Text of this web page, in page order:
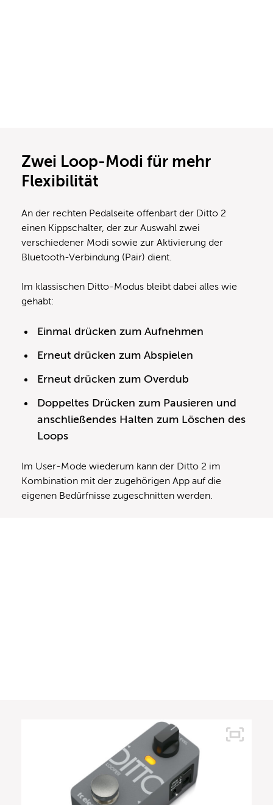
Zwei Loop-Modi für mehr
Flexibilität
An der rechten Pedalseite offenbart der Ditto 2
einen Kippschalter, der zur Auswahl zwei
verschiedener Modi sowie zur Aktivierung der
Bluetooth-Verbindung (Pair) dient.
Im klassischen Ditto-Modus bleibt dabei alles wie
gehabt:
Einmal drücken zum Aufnehmen
Erneut drücken zum Abspielen
Erneut drücken zum Overdub
Doppeltes Drücken zum Pausieren und
anschließendes Halten zum Löschen des
Loops
Im User-Mode wiederum kann der Ditto 2 im
Kombination mit der zugehörigen App auf die
eigenen Bedürfnisse zugeschnitten werden.